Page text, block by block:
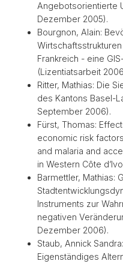
Angebotsorientierte
Dezember 2005).
Bourgnon, Alain:
Frankreich - eine
(Lizentiatsarbeit
Ritter, Mathias: Die
des Kantons Basel-
September 2006).
Fürst, Thomas:
economic risk
and malaria and
in Western Côte
Barmettler, Mathias:
Instruments zur
negativen
Dezember 2006).
Staub, Annick
Eigenständiges